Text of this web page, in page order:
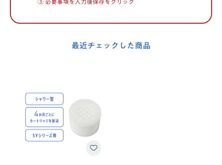
③ 必要事項を入力後保存をクリック
最近チェックした商品